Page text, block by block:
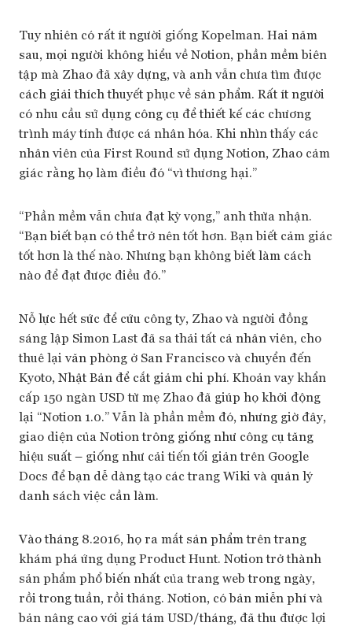
Tuy nhiên có rất ít người giống Kopelman. Hai năm
sau, mọi người không hiểu về Notion, phần mềm biên
tập mà Zhao đã xây dựng, và anh vẫn chưa tìm được
cách giải thích thuyết phục về sản phẩm. Rất ít người
có nhu cầu sử dụng công cụ để thiết kế các chương
trình máy tính được cá nhân hóa. Khi nhìn thấy các
nhân viên của First Round sử dụng Notion, Zhao cảm
giác rằng họ làm điều đó “vì thương hại.”
“Phần mềm vẫn chưa đạt kỳ vọng,” anh thừa nhận.
“Bạn biết bạn có thể trở nên tốt hơn. Bạn biết cảm giác
tốt hơn là thế nào. Nhưng bạn không biết làm cách
nào để đạt được điều đó.”
Nỗ lực hết sức để cứu công ty, Zhao và người đồng
sáng lập Simon Last đã sa thải tất cả nhân viên, cho
thuê lại văn phòng ở San Francisco và chuyển đến
Kyoto, Nhật Bản để cắt giảm chi phí. Khoản vay khẩn
cấp 150 ngàn USD từ mẹ Zhao đã giúp họ khởi động
lại “Notion 1.0.” Vẫn là phần mềm đó, nhưng giờ đây,
giao diện của Notion trông giống như công cụ tăng
hiệu suất – giống như cải tiến tối giản trên Google
Docs để bạn dễ dàng tạo các trang Wiki và quản lý
danh sách việc cần làm.
Vào tháng 8.2016, họ ra mắt sản phẩm trên trang
khám phá ứng dụng Product Hunt. Notion trở thành
sản phẩm phổ biến nhất của trang web trong ngày,
rồi trong tuần, rồi tháng. Notion, có bản miễn phí và
bản nâng cao với giá tám USD/tháng, đã thu được lợi